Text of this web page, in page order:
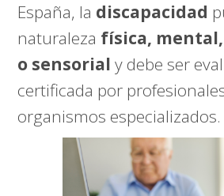
España, la discapacidad
naturaleza física,
o sensorial y debe ser
certificada por
organismos especializados.